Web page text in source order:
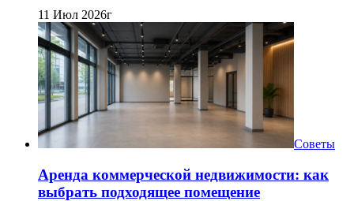
11 Июл 2026г
Советы
Аренда коммерческой недвижимости: как
выбрать подходящее помещение